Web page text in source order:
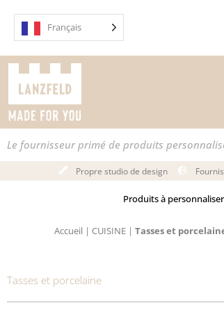
Français
Le fournisseur primé de produits
Propre studio de design
Produits à personnaliser
Accueil | CUISINE | Tasses et
Tasses et porcelaine